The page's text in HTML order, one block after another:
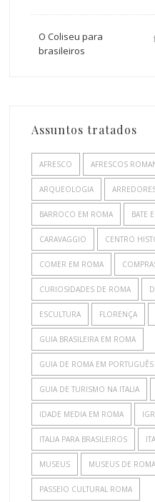
O Coliseu para
brasileiros
Assuntos tratados
AFRESCO AFRESCOS
ARQUEOLOGIA
BARROCO EM ROMA BATE
CARAVAGGIO CENTRO
COMER EM ROMA
CURIOSIDADES DE ROMA
ESCULTURA FLORENÇA
GUIA BRASILEIRA EM ROMA
GUIA DE ROMA EM PORTUGUÊS
GUIA DE TURISMO NA ITALIA
IDADE MEDIA EM ROMA
ITALIA PARA BRASILEIROS
MUSEUS MUSEUS DE ROMA
PASSEIO CULTURAL ROMA